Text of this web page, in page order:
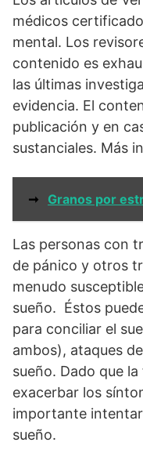
médicos
mental. Los
contenido es
las últimas
evidencia. El
publicación y en
sustanciales. Más
➞ Granos por
Las personas con
de pánico y otros
menudo
sueño. Éstos
para conciliar el
ambos), ataques
sueño. Dado que
exacerbar los
importante
sueño.